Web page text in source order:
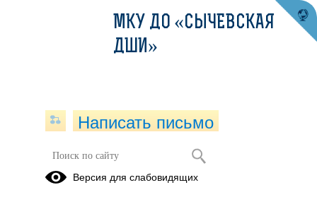
Положение о Совете родителей
МКУ ДО «СЫЧЕВСКАЯ
ДШИ»
Написать письмо
Версия для слабовидящих